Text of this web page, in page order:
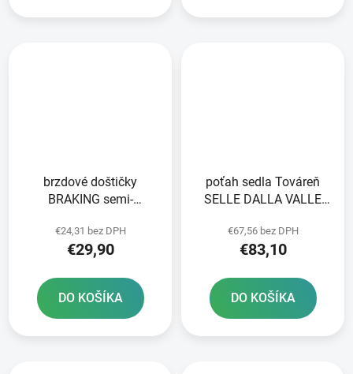
brzdové doštičky
BRAKING semi-
ks v balení
€24,31 bez DPH
€29,90
DO KOŠÍKA
poťah sedla Továreň
SELLE DALLA VALLE
€67,56 bez DPH
€83,10
DO KOŠÍKA